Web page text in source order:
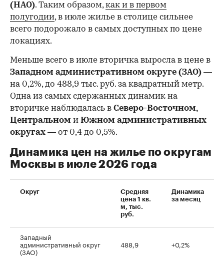
(НАО). Таким образом,как и в первом
полугодии, в июле жилье в столице сильнее
всего подорожало в самых доступных по цене
локациях.
Меньше всего в июле вторичка выросла в цене в
Западном административном округе (ЗАО) —
на 0,2%, до 488,9 тыс. руб. за квадратный метр.
Одна из самых сдержанных динамик на
вторичке наблюдалась в Северо-Восточном,
Центральном и Южном административных
округах — от 0,4 до 0,5%.
Динамика цен на жилье по округам
Москвы в июле 2026 года
Округ
Средняя
цена 1 кв.
м, тыс.
руб.
Динамика
за месяц
Западный
административный округ
(ЗАО)
488,9 +0,2%